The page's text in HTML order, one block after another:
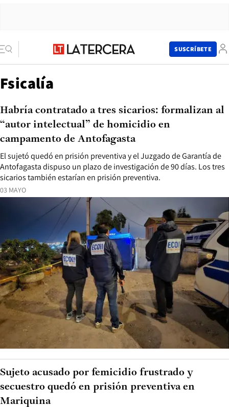
SUSCRÍBETE
Fsicalía
03 MAYO
El sujetó quedó en prisión preventiva y el Juzgado de Garantía de
Antofagasta dispuso un plazo de investigación de 90 días. Los tres
sicarios también estarían en prisión preventiva.
Habría contratado a tres sicarios: formalizan al
“autor intelectual” de homicidio en
campamento de Antofagasta
Sujeto acusado por femicidio frustrado y
secuestro quedó en prisión preventiva en
Mariquina